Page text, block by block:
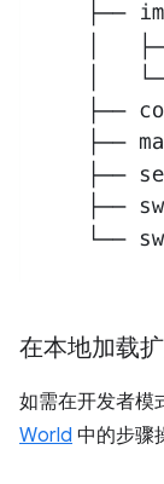
在本地加载
如需在开发者模
World 中的步骤